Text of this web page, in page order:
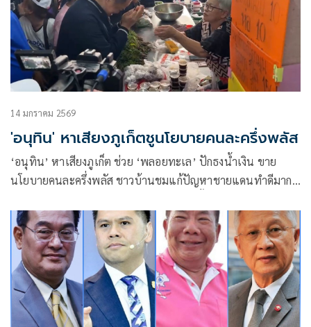
14 มกราคม 2569
'อนุทิน' หาเสียงภูเก็ตชูนโยบายคนละครึ่งพลัส
‘อนุทิน’ หาเสียงภูเก็ต ช่วย ‘พลอยทะเล’ ปักธงน้ำเงิน ขาย
นโยบายคนละครึ่งพลัส ชาวบ้านชมแก้ปัญหาชายแดนทำดีมาก